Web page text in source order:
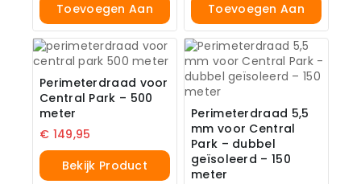
Toevoegen Aan
Winkelwagen
Toevoegen Aan
Winkelwagen
Perimeterdraad voor
Central Park – 500
meter
€ 149,95
Bekijk Product
Perimeterdraad 5,5
mm voor Central
Park – dubbel
geïsoleerd – 150
meter